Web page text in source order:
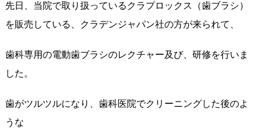
先日、当院で取り扱っているクラプロックス（歯ブラシ）
を販売している、クラデンジャパン社の方が来られて、
歯科専用の電動歯ブラシのレクチャー及び、研修を行いま
した。
歯がツルツルになり、歯科医院でクリーニングした後のよ
うな